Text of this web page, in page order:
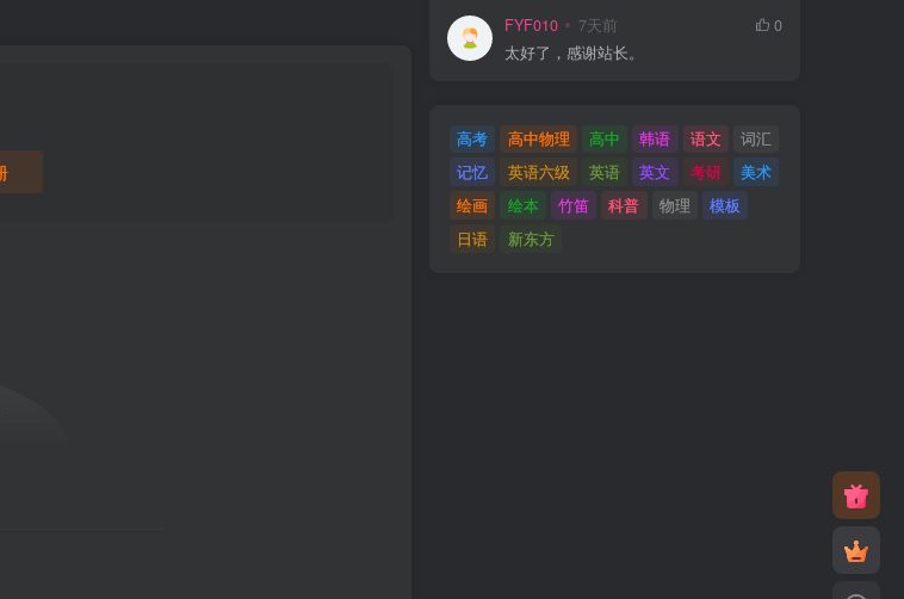
FYF010 7天前
0
太好了，感谢站长。
高考 高中物理 高中 韩语 语文
词汇
记忆
英语六级 英语 英文 考研
美术
绘画
绘本 竹笛 科普 物理
模板
日语
新东方